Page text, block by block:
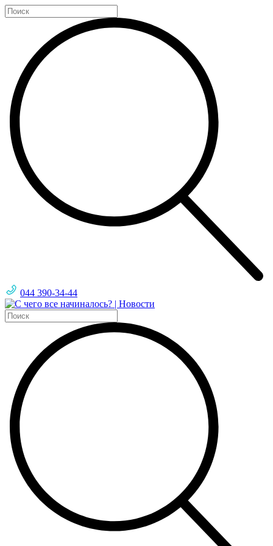
044 390-34-44